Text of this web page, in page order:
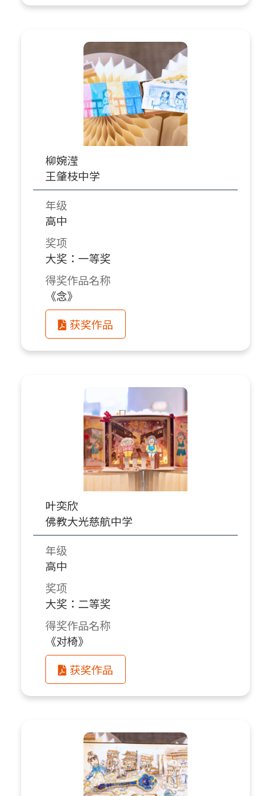
柳婉滢
王肇枝中学
年级
高中
奖项
大奖：一等奖
得奖作品名称
《念》
获奖作品
叶奕欣
佛教大光慈航中学
年级
高中
奖项
大奖：二等奖
得奖作品名称
《对椅》
获奖作品